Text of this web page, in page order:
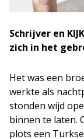
Schrijver en
zich in het
Het was een
werkte als
stonden wijd
binnen te laten.
plots een